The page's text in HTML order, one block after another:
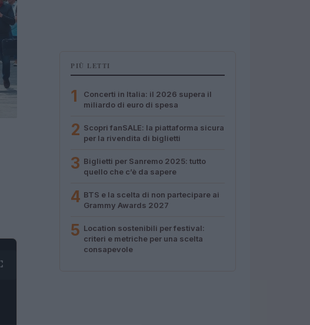
PIÙ LETTI
1
Concerti in Italia: il 2026 supera il
miliardo di euro di spesa
2 Scopri fanSALE: la piattaforma sicura
per la rivendita di biglietti
3 Biglietti per Sanremo 2025: tutto
quello che c’è da sapere
4 BTS e la scelta di non partecipare ai
Grammy Awards 2027
5 Location sostenibili per festival:
criteri e metriche per una scelta
consapevole